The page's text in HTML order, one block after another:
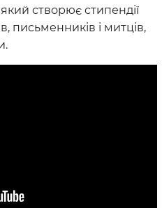
створює стипендії
письменників і митців,